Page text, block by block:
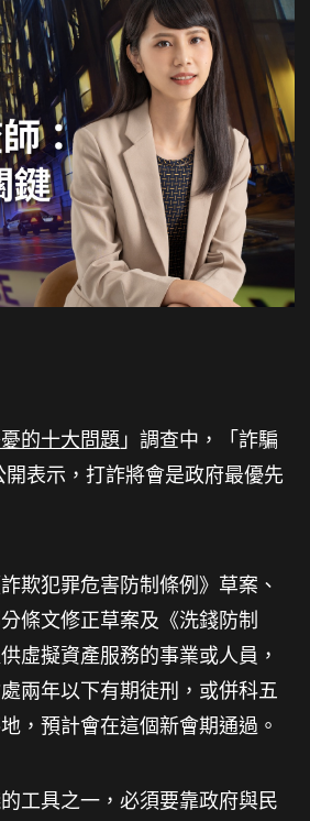
的十大問題 」調查中，「詐騙
表示，打詐將會是政府最優先
欺犯罪危害防制條例》草案、
條文修正草案及《洗錢防制
虛擬資產服務的事業或人員，
兩年以下有期徒刑，或併科五
，預計會在這個新會期通過。
工具之一，必須要靠政府與民